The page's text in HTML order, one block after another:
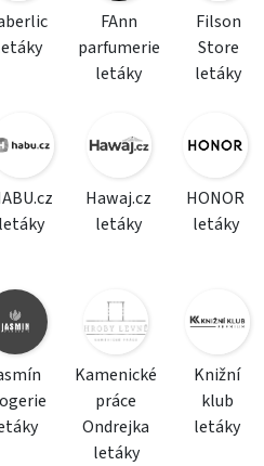
FAnn
parfumerie
letáky
Filson
Store
letáky
letáky
Hawaj.cz
letáky
HONOR
letáky
Kamenické
práce
Ondrejka
letáky
Knižní
klub
letáky